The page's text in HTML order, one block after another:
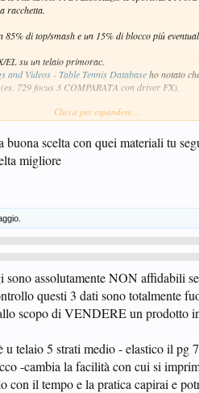
racchetta.
di top/smash e un 15% di blocco più
EL su un telaio primorac.
and Videos - Table Tennis Databaseho notato
729 focus 3 COMPARATA con driver FX).
le seguenti caratteristiche:
Clicca per espandere...
scelta con quei materiali tu
migliore
sono assolutamente NON affidabili
questi 3 dati sono totalmente
scopo di VENDERE un prodotto
telaio 5 strati medio - elastico il pg
-cambia la facilità con cui si
con il tempo e la pratica capirai e